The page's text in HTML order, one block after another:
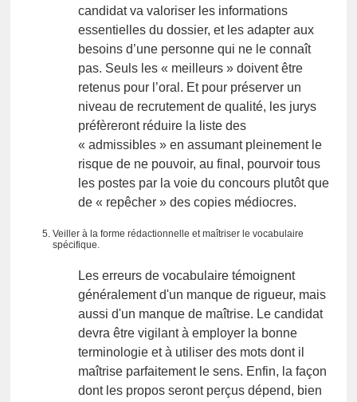
candidat va valoriser les informations
essentielles du dossier, et les adapter aux
besoins d’une personne qui ne le connaît
pas. Seuls les « meilleurs » doivent être
retenus pour l’oral. Et pour préserver un
niveau de recrutement de qualité, les jurys
préfèreront réduire la liste des
« admissibles » en assumant pleinement le
risque de ne pouvoir, au final, pourvoir tous
les postes par la voie du concours plutôt que
de « repêcher » des copies médiocres.
Veiller à la forme rédactionnelle et maîtriser le vocabulaire
spécifique.
Les erreurs de vocabulaire témoignent
généralement d'un manque de rigueur, mais
aussi d'un manque de maîtrise. Le candidat
devra être vigilant à employer la bonne
terminologie et à utiliser des mots dont il
maîtrise parfaitement le sens. Enfin, la façon
dont les propos seront perçus dépend, bien